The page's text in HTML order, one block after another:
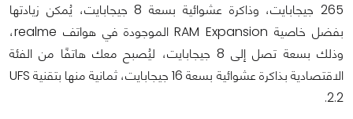
265 جيجابايت، وذاكرة عشوائية بسعة 8 جيجابايت، يُمكن زيادتها
بفضل خاصية RAM Expansion الموجودة في هواتف realme،
وذلك بسعة تصل إلى 8 جيجابايت، ليُصبح معك هاتفًا من الفئة
الاقتصادية بذاكرة عشوائية بسعة 16 جيجابايت، ثمانية منها بتقنية UFS
2.2.